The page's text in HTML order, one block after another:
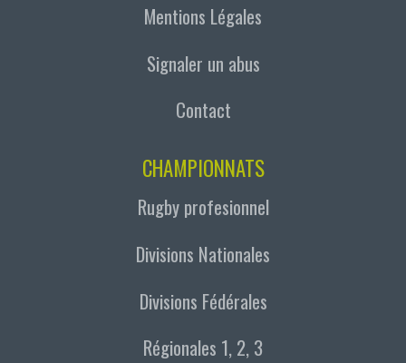
Mentions Légales
Signaler un abus
Contact
CHAMPIONNATS
Rugby profesionnel
Divisions Nationales
Divisions Fédérales
Régionales 1, 2, 3